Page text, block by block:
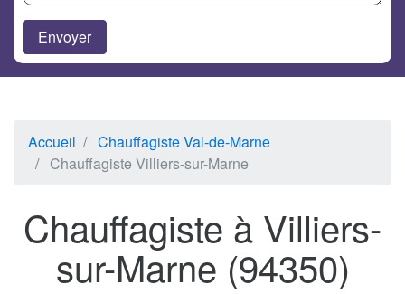
Accueil
Chauffagiste Val-de-Marne
Chauffagiste Villiers-sur-Marne
Chauffagiste à Villiers-
sur-Marne (94350)